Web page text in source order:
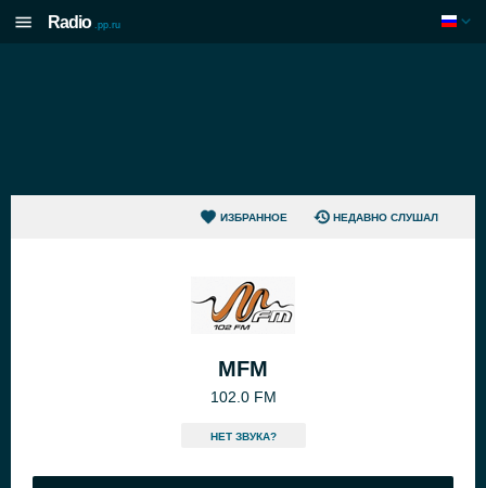
Radio .pp.ru
ИЗБРАННОЕ НЕДАВНО СЛУШАЛ
MFM
102.0 FM
HЕТ ЗВУКА?